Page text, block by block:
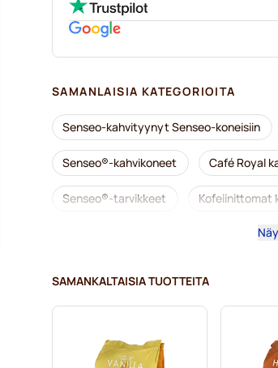
SAMANLAISIA KATEGORIOITA
Senseo-kahvityynyt Senseo-koneisiin
Senseo®-kahvikoneet Café Royal
Senseo®-tarvikkeet Kofeiinittomat
Kalkinpoisto ja huolto Senseo-
Café René -kahvityynyt Senseo-koneisiin
Merrild-kahvityynyt Senseo-koneisiin
SAMANKALTAISIA TUOTTEITA